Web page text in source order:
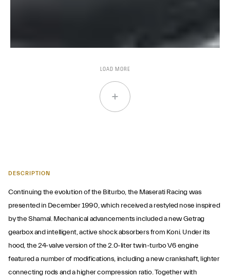
LOAD MORE
DESCRIPTION
Continuing the evolution of the Biturbo, the Maserati Racing was
presented in December 1990, which received a restyled nose inspired
by the Shamal. Mechanical advancements included a new Getrag
gearbox and intelligent, active shock absorbers from Koni. Under its
hood, the 24-valve version of the 2.0-liter twin-turbo V6 engine
featured a number of modifications, including a new crankshaft, lighter
connecting rods and a higher compression ratio. Together with